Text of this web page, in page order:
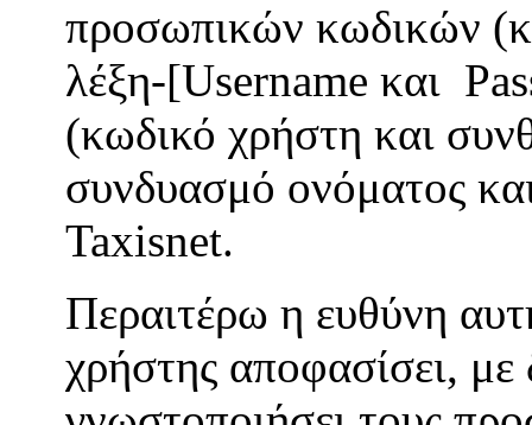
προσωπικών κωδικών
λέξη-[Username και
(κωδικό χρήστη και
συνδυασμό ονόματος
Taxisnet.
Περαιτέρω η ευθύνη
χρήστης αποφασίσει, με